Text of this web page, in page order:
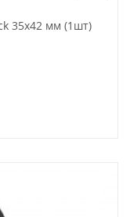
35х42 мм (1шт)